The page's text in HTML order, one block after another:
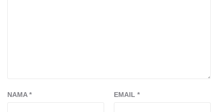
NAMA* EMAIL *